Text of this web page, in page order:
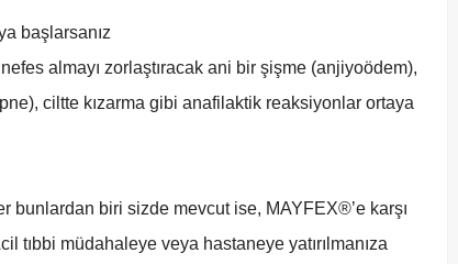
başlarsanız
almayı zorlaştıracak ani bir şişme (anjiyoödem),
ciltte kızarma gibi anafilaktik reaksiyonlar ortaya
bunlardan biri sizde mevcut ise, MAYFEX®’e karşı
tıbbi müdahaleye veya hastaneye yatırılmanıza